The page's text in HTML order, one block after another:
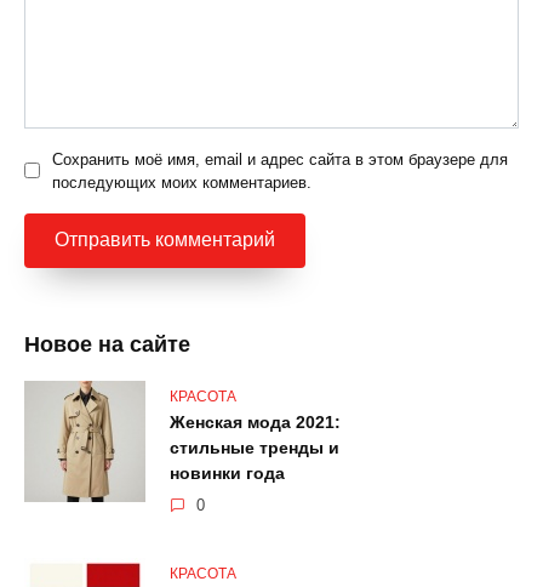
Сохранить моё имя, email и адрес сайта в этом браузере для
последующих моих комментариев.
Новое на сайте
КРАСОТА
Женская мода 2021:
стильные тренды и
новинки года
0
КРАСОТА